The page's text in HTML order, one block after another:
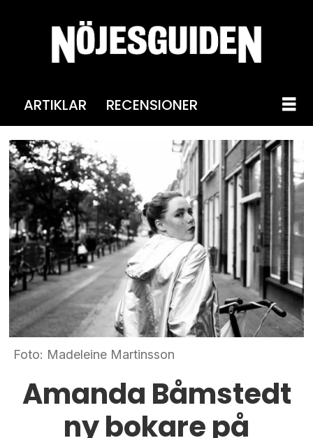
ARTIKLAR RECENSIONER
Foto: Madeleine Martinsson
Amanda Båmstedt
ny bokare på